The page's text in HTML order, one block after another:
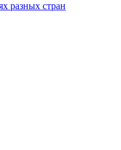
разных стран